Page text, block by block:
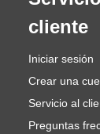
cliente
Iniciar sesión
Crear una
Servicio al
Preguntas